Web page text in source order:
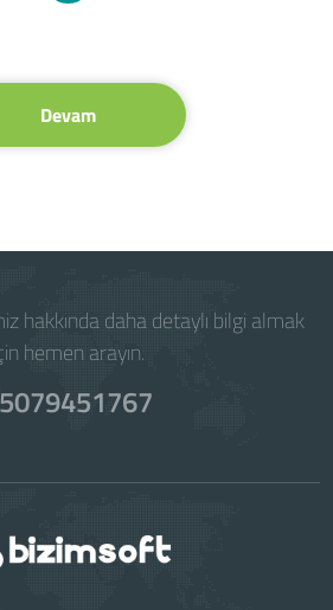
Devam
hakkında daha detaylı bilgi almak
hemen arayın.